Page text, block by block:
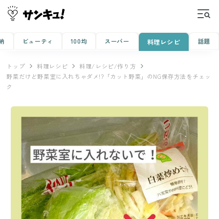
ビューティ 100均 スーパー 料理レシピ 話題
トップ 料理レシピ
料理/レシピ/作り方
野菜だけど野菜室に入れちゃダメ!?「カット野菜」のNG保存方法をチェッ
ク